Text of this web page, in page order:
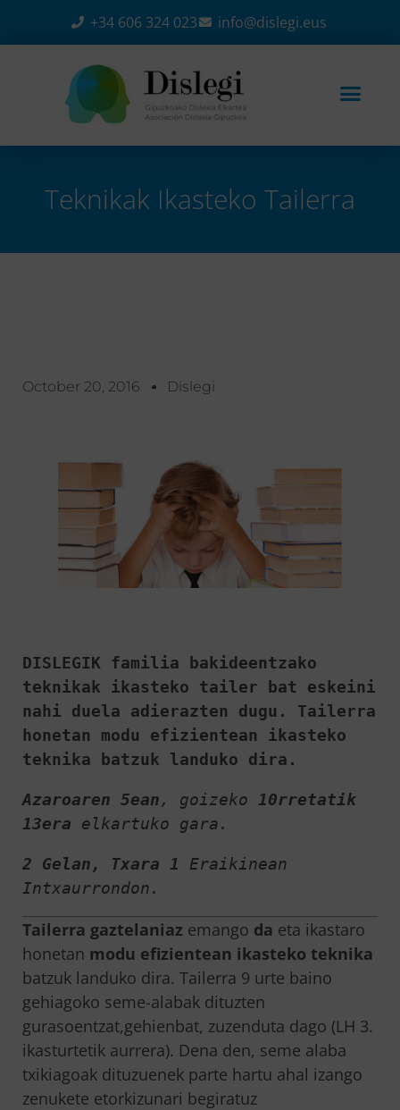
+34 606 324 023 info@dislegi.eus
Teknikak Ikasteko Tailerra
October 20, 2016 Dislegi
DISLEGIK familia bakideentzako
teknikak ikasteko tailer bat eskeini
nahi duela adierazten dugu. Tailerra
honetan modu efizientean ikasteko
teknika batzuk landuko dira.
Azaroaren 5ean, goizeko 10rretatik
13era elkartuko gara.
2 Gelan, Txara 1 Eraikinean
Intxaurrondon.
Tailerra gaztelaniaz emango da eta ikastaro
honetan modu efizientean ikasteko teknika
batzuk landuko dira. Tailerra 9 urte baino
gehiagoko seme-alabak dituzten
gurasoentzat,gehienbat, zuzenduta dago (LH 3.
ikasturtetik aurrera). Dena den, seme alaba
txikiagoak dituzuenek parte hartu ahal izango
zenukete etorkizunari begiratuz